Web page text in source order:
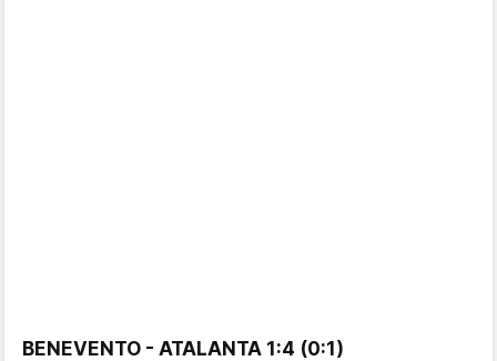
BENEVENTO - ATALANTA 1:4 (0:1)